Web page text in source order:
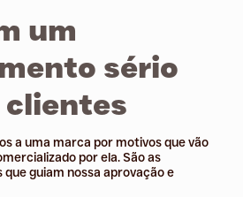
um
sério
clientes
a uma marca por motivos que vão
por ela. São as
guiam nossa aprovação e